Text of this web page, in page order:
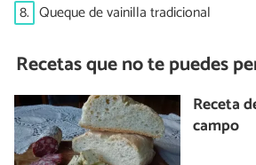
8. Queque de vainilla tradicional
Recetas que no te puedes
Receta
campo